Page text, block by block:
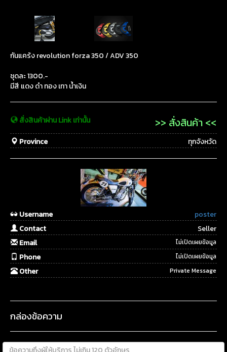
กันแคร้ง revolution forza 350 / ADV 350
ชุดละ 1300.-
มีสี แดง ดำ ทอง เทา น้ำเงิน
>> สั่งสินค้า <<
สั่งสินค้าผ่าน Link เท่านั้น
ทุกจังหวัด
Province
poster
Username
Seller
Contact
ไม่เปิดเผยข้อมูล
Email
ไม่เปิดเผยข้อมูล
Phone
Private Message
Other
กล่องข้อความ